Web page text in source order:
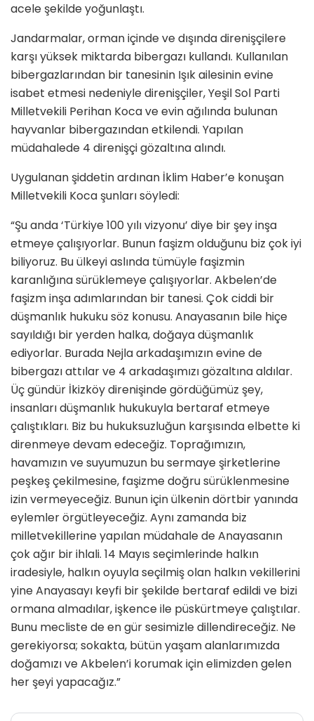
acele şekilde yoğunlaştı.
Jandarmalar, orman içinde ve dışında direnişçilere
karşı yüksek miktarda bibergazı kullandı. Kullanılan
bibergazlarından bir tanesinin Işık ailesinin evine
isabet etmesi nedeniyle direnişçiler, Yeşil Sol Parti
Milletvekili Perihan Koca ve evin ağılında bulunan
hayvanlar bibergazından etkilendi. Yapılan
müdahalede 4 direnişçi gözaltına alındı.
Uygulanan şiddetin ardınan İklim Haber’e konuşan
Milletvekili Koca şunları söyledi:
“Şu anda ‘Türkiye 100 yılı vizyonu’ diye bir şey inşa
etmeye çalışıyorlar. Bunun faşizm olduğunu biz çok iyi
biliyoruz. Bu ülkeyi aslında tümüyle faşizmin
karanlığına sürüklemeye çalışıyorlar. Akbelen’de
faşizm inşa adımlarından bir tanesi. Çok ciddi bir
düşmanlık hukuku söz konusu. Anayasanın bile hiçe
sayıldığı bir yerden halka, doğaya düşmanlık
ediyorlar. Burada Nejla arkadaşımızın evine de
bibergazı attılar ve 4 arkadaşımızı gözaltına aldılar.
Üç gündür İkizköy direnişinde gördüğümüz şey,
insanları düşmanlık hukukuyla bertaraf etmeye
çalıştıkları. Biz bu hukuksuzluğun karşısında elbette ki
direnmeye devam edeceğiz. Toprağımızın,
havamızın ve suyumuzun bu sermaye şirketlerine
peşkeş çekilmesine, faşizme doğru sürüklenmesine
izin vermeyeceğiz. Bunun için ülkenin dörtbir yanında
eylemler örgütleyeceğiz. Aynı zamanda biz
milletvekillerine yapılan müdahale de Anayasanın
çok ağır bir ihlali. 14 Mayıs seçimlerinde halkın
iradesiyle, halkın oyuyla seçilmiş olan halkın vekillerini
yine Anayasayı keyfi bir şekilde bertaraf edildi ve bizi
ormana almadılar, işkence ile püskürtmeye çalıştılar.
Bunu mecliste de en gür sesimizle dillendireceğiz. Ne
gerekiyorsa; sokakta, bütün yaşam alanlarımızda
doğamızı ve Akbelen’i korumak için elimizden gelen
her şeyi yapacağız.”